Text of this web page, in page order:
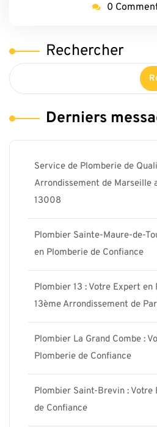
0
Rechercher
Derniers
Service de Plomberie de
Arrondissement de Marseille
13008
Plombier Sainte-Maure-de-
en Plomberie de Confiance
Plombier 13 : Votre Expert en
13ème Arrondissement de
Plombier La Grand Combe :
Plomberie de Confiance
Plombier Saint-Brevin :
de Confiance